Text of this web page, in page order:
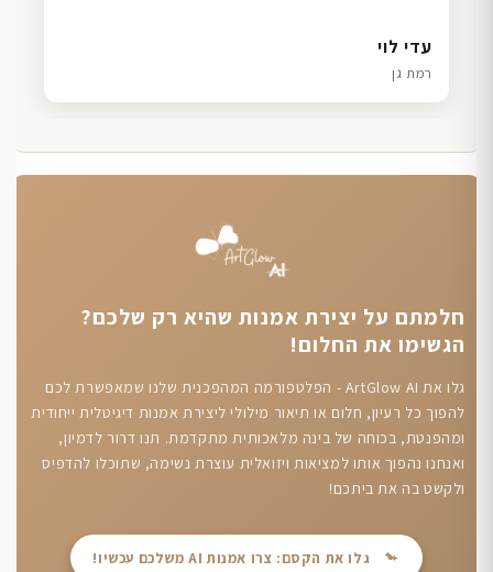
שרון כהן
תל אביב
עדי לוי
רמת גן
דנה גל
חיפה
ליאת ויוסי מ.
הוד השרון
חלמתם על יצירת אמנות שהיא רק שלכם?
הגשימו את החלום!
גלו את ArtGlow AI - הפלטפורמה המהפכנית שלנו שמאפשרת לכם
להפוך כל רעיון, חלום או תיאור מילולי ליצירת אמנות דיגיטלית ייחודית
ומהפנטת, בכוחה של בינה מלאכותית מתקדמת. תנו דרור לדמיון,
ואנחנו נהפוך אותו למציאות ויזואלית עוצרת נשימה, שתוכלו להדפיס
ולקשט בה את ביתכם!
גלו את הקסם: צרו אמנות AI משלכם עכשיו!